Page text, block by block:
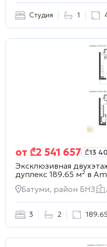
Студия 1
от ₾2 541 657 ₾13
Эксклюзивная
дуплекс 189.65 м² в
Батуми, район БНЗ
3 2